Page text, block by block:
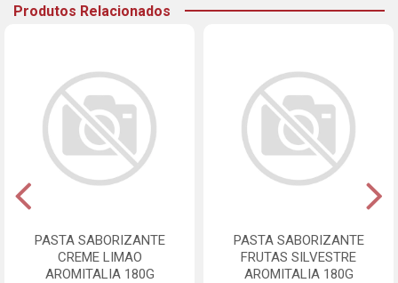
Produtos Relacionados
PASTA SABORIZANTE
CREME LIMAO
AROMITALIA 180G
PASTA SABORIZANTE
FRUTAS SILVESTRE
AROMITALIA 180G